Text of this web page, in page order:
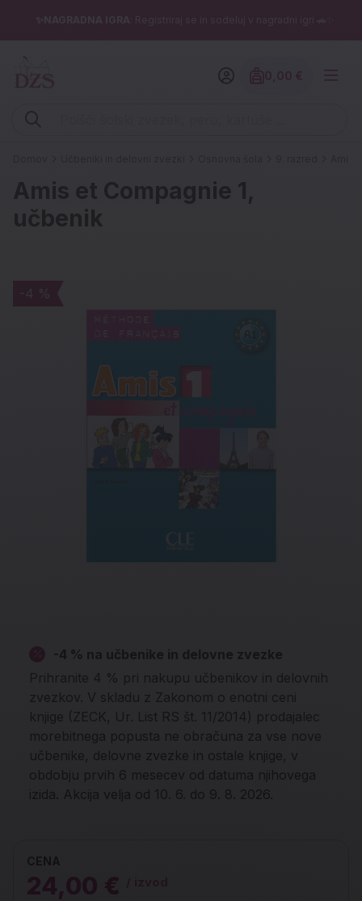
✨NAGRADNA IGRA : Registriraj se in sodeluj v nagradni igri 🚗✨
Vpišite iskalni niz (šolski zvezek, pero, kartuše ...)
Amis et Compagnie 1,
učbenik
-4 %
-4 % na učbenike in delovne zvezke
Prihranite 4 % pri nakupu učbenikov in delovnih
zvezkov. V skladu z Zakonom o enotni ceni
knjige (ZECK, Ur. List RS št. 11/2014) prodajalec
morebitnega popusta ne obračuna za vse nove
učbenike, delovne zvezke in ostale knjige, v
obdobju prvih 6 mesecev od datuma njihovega
izida. Akcija velja od 10. 6. do 9. 8. 2026.
CENA
24,00 €